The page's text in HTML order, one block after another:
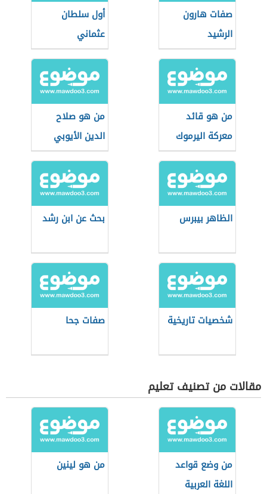
صفات هارون
الرشيد
أول سلطان
عثماني
من هو قائد
معركة اليرموك
من هو صلاح
الدين الأيوبي
الظاهر بيبرس بحث عن ابن رشد
شخصيات تاريخية صفات جحا
مقالات من تصنيف تعليم
من وضع قواعد
اللغة العربية
من هو لينين